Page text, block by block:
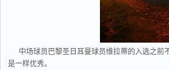
中场球员巴黎圣日耳曼球员维拉蒂的入选之
是一样优秀。